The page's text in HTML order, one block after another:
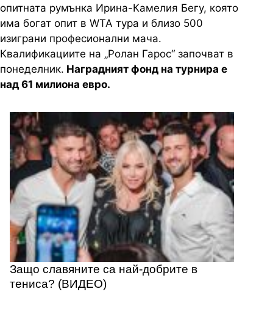
опитната румънка Ирина-Камелия Бегу, която
има богат опит в WTA тура и близо 500
изиграни професионални мача.
Квалификациите на „Ролан Гарос“ започват в
понеделник. Наградният фонд на турнира е
над 61 милиона евро.
Защо славяните са най-добрите в
тениса? (ВИДЕО)